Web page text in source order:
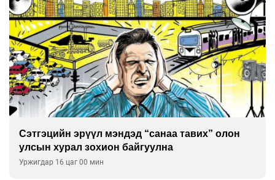
Сэтгэцийн эрүүл мэндэд “санаа тавих” олон
улсын хурал зохион байгуулна
Уржигдар 16 цаг 00 мин